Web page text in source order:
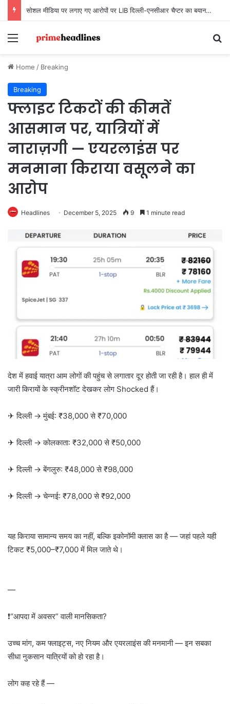
सोशल मीडिया पर लगाए गए आरोपों पर LIB दिल्ली-एनसीआर चैप्टर का बयान, कहा- ‘तथ्यों के बिना अभियान को बदनाम करना अनुचित’
Menu
Home / Breaking
Breaking
फ्लाइट टिकटों की कीमतें
आसमान पर, यात्रियों में
नाराज़गी — एयरलाइंस पर
मनमाना किराया वसूलने का
आरोप
Headlines December 5, 2025 9 1 minute read
देश में हवाई यात्रा आम लोगों की पहुंच से लगातार दूर होती जा रही है। हाल ही में
जारी किरायों के स्क्रीनशॉट देखकर लोग Shocked हैं।
✈ दिल्ली → मुंबई: ₹38,000 से ₹70,000
✈ दिल्ली → कोलकाता: ₹32,000 से ₹50,000
✈ दिल्ली → बेंगलुरु: ₹48,000 से ₹98,000
✈ दिल्ली → चेन्नई: ₹78,000 से ₹92,000
यह किराया सामान्य समय का नहीं, बल्कि इकोनॉमी क्लास का है — जहां पहले यही
टिकट ₹5,000–₹7,000 में मिल जाते थे।
—
❗“आपदा में अवसर” वाली मानसिकता?
उच्च मांग, कम फ्लाइट्स, नए नियम और एयरलाइंस की मनमानी — इन सबका
सीधा नुकसान यात्रियों को हो रहा है।
लोग कह रहे हैं —